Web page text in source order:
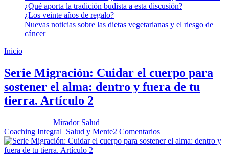
¿Qué aporta la tradición budista a esta discusión?
¿Los veinte años de regalo?
Nuevas noticias sobre las dietas vegetarianas y el riesgo de
cáncer
Inicio
Serie Migración: Cuidar el cuerpo para
sostener el alma: dentro y fuera de tu
tierra. Artículo 2
Mirador Salud
Coaching Integral Salud y Mente2 Comentarios